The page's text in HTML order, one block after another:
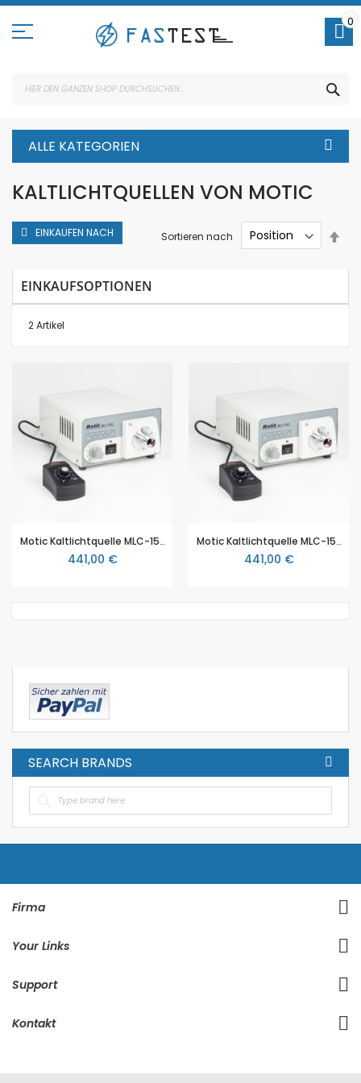
Direkt
Inhalt
0
ALLE KATEGORIEN
KALTLICHTQUELLEN VON MOTIC
2Artikel
Sortieren nach
Motic Kaltlichtquelle MLC-150 (SMZ-140)
441,00 €
Motic Kaltlichtquelle MLC-150 (SMZ-140)
441,00 €
EINKAUFEN NACH
EINKAUFSOPTIONEN
SEARCH BRANDS
Firma
Your Links
Support
Kontakt